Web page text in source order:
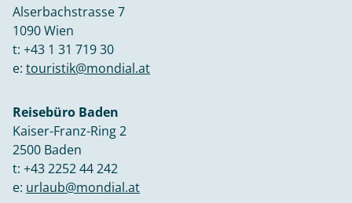
Alserbachstrasse 7
1090 Wien
t: +43 1 31 719 30
e: touristik@mondial.at
Reisebüro Baden
Kaiser-Franz-Ring 2
2500 Baden
t: +43 2252 44 242
e: urlaub@mondial.at